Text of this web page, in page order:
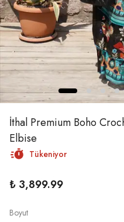
İthal Premium Boho
Elbise
Tükeniyor
₺ 3,899.99
Boyut